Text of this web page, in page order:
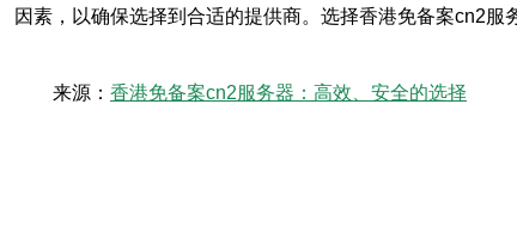
因素，以确保选择到合适的提供商。选择香港免备案cn2服
来源： 香港免备案cn2服务器：高效、安全的选择